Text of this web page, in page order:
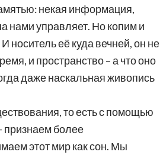
некая информация,
нами управляет. Но копим и
носитель её куда вечней, он не
и пространство – а что оно
даже наскальная живопись
то есть с помощью
признаем более
этот мир как сон. Мы